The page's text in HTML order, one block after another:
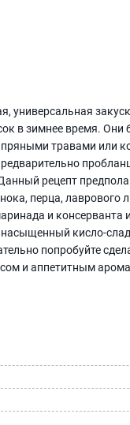
универсальная
в зимнее время. Они
травами или
рецепт
перца,
и консерванта
кисло-
попробуйте
и аппетитным